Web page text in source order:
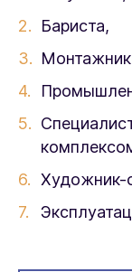
Бариста,
Монтажник
Художник-